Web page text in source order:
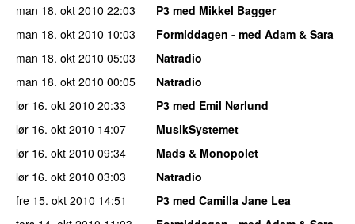
man 18. okt 2010 22:03
P3 med Mikkel Bagger
man 18. okt 2010 10:03
Formiddagen - med Adam & Sara
man 18. okt 2010 05:03
Natradio
man 18. okt 2010 00:05
Natradio
lør 16. okt 2010 20:33
P3 med Emil Nørlund
lør 16. okt 2010 14:07
MusikSystemet
lør 16. okt 2010 09:34
Mads & Monopolet
lør 16. okt 2010 03:03
Natradio
fre 15. okt 2010 14:51
P3 med Camilla Jane Lea